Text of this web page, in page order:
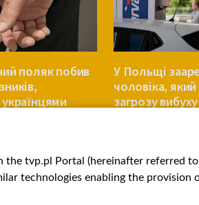
поляк побив
У Польщі
чоловіка,
загрозу
the tvp.pl Portal (hereinafter referred
technologies enabling the provision